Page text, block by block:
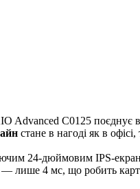
C0125 поєднує в
стане в нагоді як в
24-дюймовим IPS-
— лише 4 мс, що робить